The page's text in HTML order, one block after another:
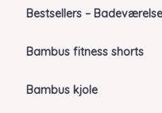
Bestsellers –
Bambus fitness shorts
Bambus kjole